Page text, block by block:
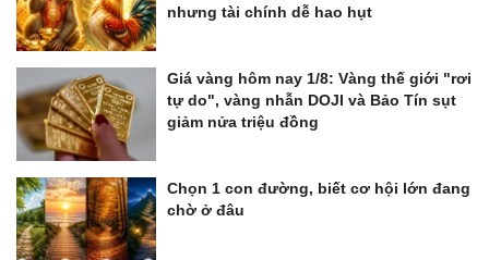
nhưng tài chính dễ hao hụt
Giá vàng hôm nay 1/8: Vàng thế giới "rơi
tự do", vàng nhẫn DOJI và Bảo Tín sụt
giảm nửa triệu đồng
Chọn 1 con đường, biết cơ hội lớn đang
chờ ở đâu